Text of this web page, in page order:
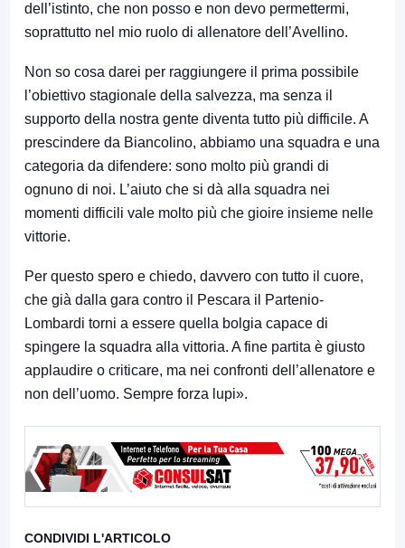
dell’istinto, che non posso e non devo permettermi,
soprattutto nel mio ruolo di allenatore dell’Avellino.
Non so cosa darei per raggiungere il prima possibile
l’obiettivo stagionale della salvezza, ma senza il
supporto della nostra gente diventa tutto più difficile. A
prescindere da Biancolino, abbiamo una squadra e una
categoria da difendere: sono molto più grandi di
ognuno di noi. L’aiuto che si dà alla squadra nei
momenti difficili vale molto più che gioire insieme nelle
vittorie.
Per questo spero e chiedo, davvero con tutto il cuore,
che già dalla gara contro il Pescara il Partenio-
Lombardi torni a essere quella bolgia capace di
spingere la squadra alla vittoria. A fine partita è giusto
applaudire o criticare, ma nei confronti dell’allenatore e
non dell’uomo. Sempre forza lupi».
CONDIVIDI L'ARTICOLO